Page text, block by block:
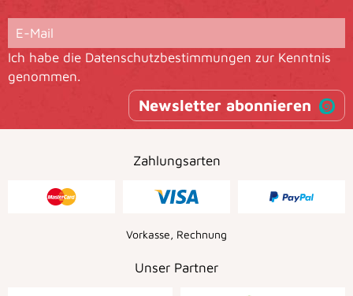
Ich habe die Datenschutzbestimmungen zur Kenntnis
genommen.
Newsletter abonnieren
Zahlungsarten
Vorkasse, Rechnung
Unser Partner